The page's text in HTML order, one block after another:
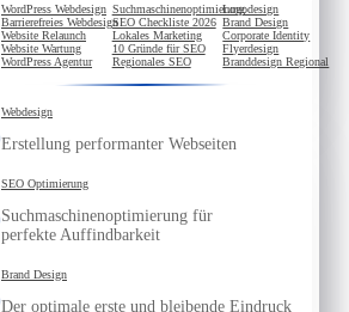
WordPress Webdesign
Barrierefreies Webdesign
Website Relaunch
Website Wartung
WordPress Agentur
Suchmaschinenoptimierung
SEO Checkliste 2026
Lokales Marketing
10 Gründe für SEO
Regionales SEO
Logodesign
Brand Design
Corporate Identity
Flyerdesign
Branddesign Regional
Webdesign
Erstellung performanter Webseiten
SEO Optimierung
Suchmaschinenoptimierung für
perfekte Auffindbarkeit
Brand Design
Der optimale erste und bleibende Eindruck